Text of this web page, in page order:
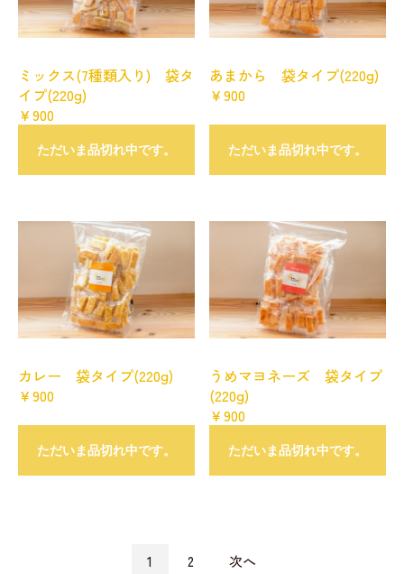
ミックス(7種類入り) 袋タ
イプ(220g)
￥900
ただいま品切れ中です。
あまから 袋タイプ(220g)
￥900
ただいま品切れ中です。
カレー 袋タイプ(220g)
￥900
ただいま品切れ中です。
うめマヨネーズ 袋タイプ
(220g)
￥900
ただいま品切れ中です。
1 2 次へ